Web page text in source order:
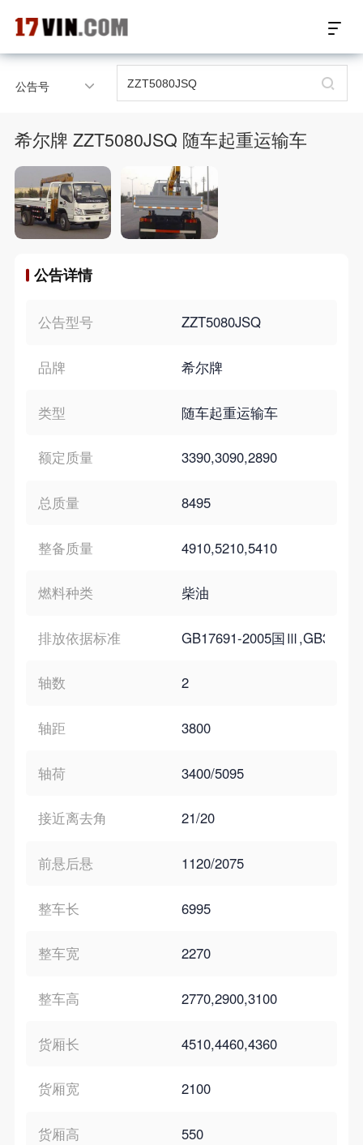
17VIN车架号查询首页
汽配产品车型适配
汽配产品电子目录
微信群智能客服
个性化私人定制
公告号
希尔牌 ZZT5080JSQ 随车起重运输车
公告详情
公告型号 ZZT5080JSQ
品牌 希尔牌
类型 随车起重运输车
额定质量 3390,3090,2890
总质量 8495
整备质量 4910,5210,5410
燃料种类 柴油
排放依据标准 GB17691-2005国Ⅲ,GB3847-
轴数 2
轴距 3800
轴荷 3400/5095
接近离去角 21/20
前悬后悬 1120/2075
整车长 6995
整车宽 2270
整车高 2770,2900,3100
货厢长 4510,4460,4360
货厢宽 2100
货厢高 550